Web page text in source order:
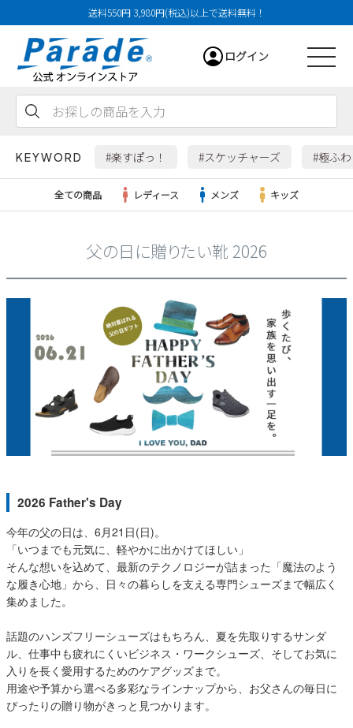
送料550円 3,980円(税込)以上で送料無料！
ログイン
KEYWORD #楽すぽっ！ #スケッチャーズ #極ふ
レディース
すべての商品
サンダル
レインシューズ
カジュアルシューズ
ワークシューズ
ブーツ
ウェア
すべての商品
サンダル
レインシューズ
ビジネス・ドレスシューズ
ローファー
カジュアルシューズ
ワークシューズ
ブーツ
キッズ
すべての商品
レインシューズ
スニーカー
スクール
ブーツ
Parade
NEW
メンズ新入荷
キッズ新入荷
すべての商品
レディースSALE
キッズSALE
バッグ
すべての商品
ボディバッグ
ハンドバッグ
雑貨
すべての商品
ケア用品
詳細検索
店舗一覧
全ての商品 レディース メンズ キッズ
父の日に贈りたい靴 2026
2026 Father's Day
今年の父の日は、6月21日(日)。
「いつまでも元気に、軽やかに出かけてほしい」
そんな想いを込めて、最新のテクノロジーが詰まった「魔法のよう
な履き心地」から、日々の暮らしを支える専門シューズまで幅広く
集めました。
話題のハンズフリーシューズはもちろん、夏を先取りするサンダ
ル、仕事中も疲れにくいビジネス・ワークシューズ、そしてお気に
入りを長く愛用するためのケアグッズまで。
用途や予算から選べる多彩なラインナップから、お父さんの毎日に
ぴったりの贈り物がきっと見つかります。